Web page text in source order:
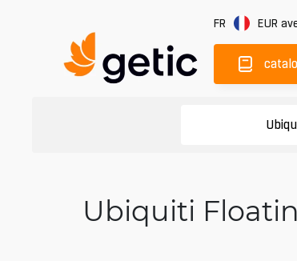
FR EUR
Ubiquiti